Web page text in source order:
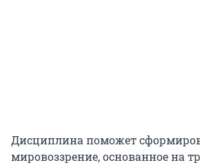
Дисциплина поможет
мировоззрение, основанное на